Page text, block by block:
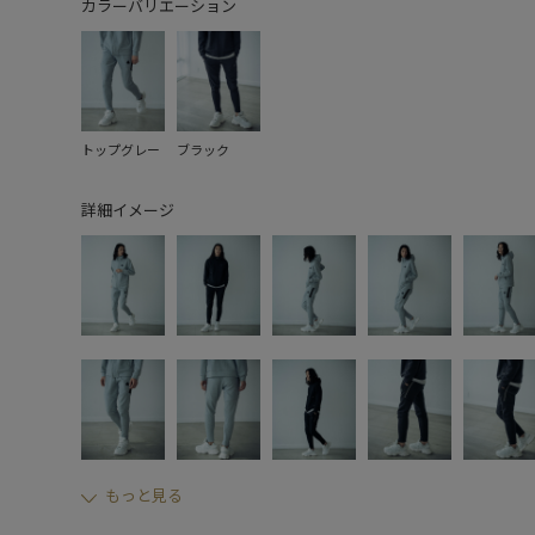
カラーバリエーション
トップグレー ブラック
詳細イメージ
もっと見る